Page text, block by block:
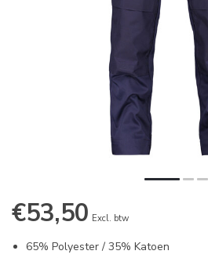
€53,50 Excl. btw
65% Polyester / 35% Katoen